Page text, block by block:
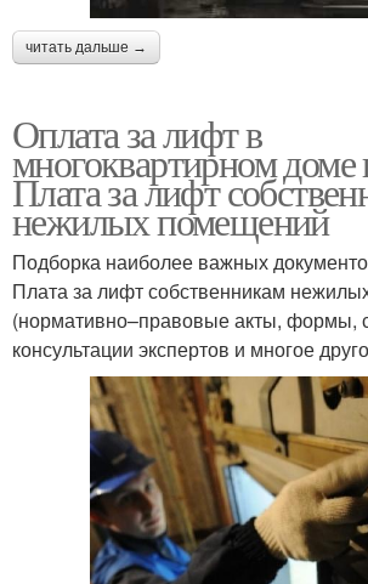
читать дальше →
Оплата за лифт в
многоквартирном доме
Плата за лифт
нежилых помещений
Подборка наиболее важных
Плата за лифт собственникам
(нормативно–правовые акты, формы,
консультации экспертов и многое